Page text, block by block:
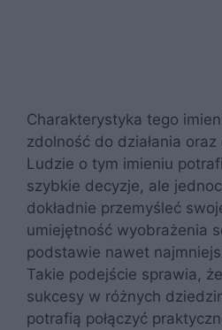
Charakterystyka tego
zdolność do działania oraz
Ludzie o tym imieniu
szybkie decyzje, ale
dokładnie przemyśleć
umiejętność wyobrażenia
podstawie nawet
Takie podejście sprawia,
sukcesy w różnych
potrafią połączyć